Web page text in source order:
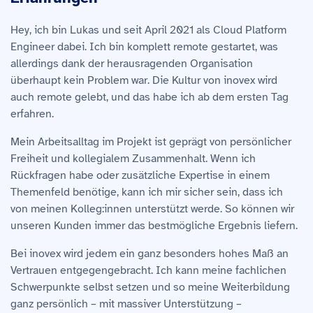
Hi, ich bin Maximilian und arbeite seit 2018 bei inovex. Als
Cloud Platform Engineer freut es mich, dass wir viel mit
Open-Source-Lösungen arbeiten und uns damit aktiv daran
beteiligen, die Technologien weiterzuentwickeln und etwas
an die Community zurückzugeben. Auch intern setzen wir
bei inovex voll auf gemeinsame Entwicklung: Durch meine
mich optimal fachlich zu orientieren und
weiterzuentwickeln. Neben meinem persönlichen
Wachstum kann ich auch inovex selbst mitgestalten und
organisieren. In mehreren Formaten, wie zum Beispiel
unserem inostrat, bietet sich die Möglichkeit, das
Miteinander zu gestalten.
Mich motiviert auch die Eigenverantwortung, die mir inovex
bei meiner Arbeit und meiner Weiterentwicklung lässt. So
kann ich mich selber finden und entscheiden, welchen Weg
ich einschlagen möchte.
Hey, ich bin Lukas und seit April 2021 als Cloud Platform
Engineer dabei. Ich bin komplett remote gestartet, was
allerdings dank der herausragenden Organisation
überhaupt kein Problem war. Die Kultur von inovex wird
auch remote gelebt, und das habe ich ab dem ersten Tag
erfahren.
Mein Arbeitsalltag im Projekt ist geprägt von persönlicher
Freiheit und kollegialem Zusammenhalt. Wenn ich
Rückfragen habe oder zusätzliche Expertise in einem
Themenfeld benötige, kann ich mir sicher sein, dass ich
von meinen Kolleg:innen unterstützt werde. So können wir
unseren Kunden immer das bestmögliche Ergebnis liefern.
Bei inovex wird jedem ein ganz besonders hohes Maß an
Vertrauen entgegengebracht. Ich kann meine fachlichen
Schwerpunkte selbst setzen und so meine Weiterbildung
ganz persönlich – mit massiver Unterstützung –
Hi, ich bin Duc! Inklusive meiner Studienzeit bin ich bereits
seit 6 Jahren bei inovex. Als Cloud Engineer entwickle ich
viel mit und an Open-Source-Produkten. Durch meine
lange Reise hier hatte ich das Glück, die Fachbereiche
Applications, Data & AI als auch IT Engineering &
Operations durchlaufen zu dürfen, und konnte so mein
kontinuierlich ausbauen. So gestaltete ich beispielsweise
den Scrum-Prozess bei inovex mit und entwickelte an
internen Tools wie unserer Personaldatenbank „James“.
Das agile Arbeitsumfeld und die verschiedenen Projekte
begeistern mich auch heute noch. Vor allem Kubernetes
echter Verfechter!
Was mir besonders an inovex gefällt? Dass ich inovex aktiv
mitgestalten kann. Ideen werden gehört und wer